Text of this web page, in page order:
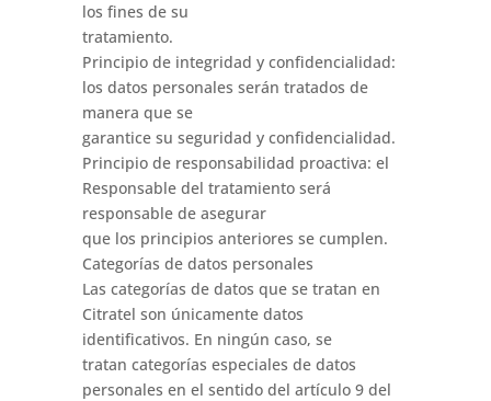
los fines de su
tratamiento.
Principio de integridad y confidencialidad:
los datos personales serán tratados de
manera que se
garantice su seguridad y confidencialidad.
Principio de responsabilidad proactiva: el
Responsable del tratamiento será
responsable de asegurar
que los principios anteriores se cumplen.
Categorías de datos personales
Las categorías de datos que se tratan en
Citratel son únicamente datos
identificativos. En ningún caso, se
tratan categorías especiales de datos
personales en el sentido del artículo 9 del